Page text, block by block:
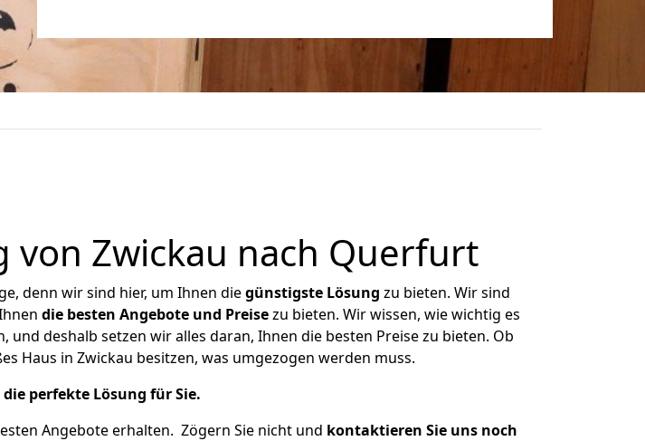
Zwickau nach Querfurt
denn wir sind hier, um Ihnen diegünstigste Lösung zu bieten. Wir sind
die besten Angebote und Preisezu bieten. Wir wissen, wie wichtig es
deshalb setzen wir alles daran, Ihnen die besten Preise zu bieten. Ob
Haus in Zwickau besitzen, was umgezogen werden muss.
perfekte Lösung für Sie.
Angebote erhalten. Zögern Sie nicht und kontaktieren Sie uns noch